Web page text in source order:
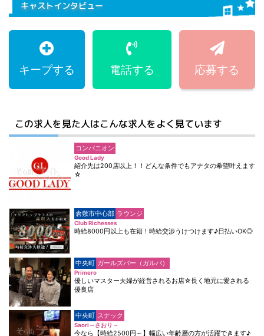
キャストインタビュー
キープする 電話する 応募する
この求人を見た人はこんな求人をよく見ています
コンパニオン
Good Lady
紹介先は200店以上！！どんな条件でもアナタの希望叶えます
☆
倉敷市中心部 ラウンジ
Club Richesses
時給8000円以上も在籍！時給交渉うけつけます♪日払いOK◎
中央町 ガールズバー（ガルバ）
Primero
優しいマスター夫婦が経営されるお店☆長く地元に愛される
優良店
中央町 スナック
Saori～さおり～
今なら【時給2500円～】幅広い年齢層の方が活躍できます♪